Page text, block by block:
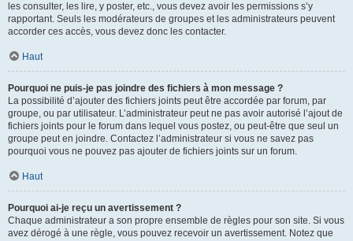
les consulter, les lire, y poster, etc., vous devez avoir les permissions s’y
rapportant. Seuls les modérateurs de groupes et les administrateurs peuvent
accorder ces accès, vous devez donc les contacter.
Haut
Pourquoi ne puis-je pas joindre des fichiers à mon message ?
La possibilité d’ajouter des fichiers joints peut être accordée par forum, par
groupe, ou par utilisateur. L’administrateur peut ne pas avoir autorisé l’ajout de
fichiers joints pour le forum dans lequel vous postez, ou peut-être que seul un
groupe peut en joindre. Contactez l’administrateur si vous ne savez pas
pourquoi vous ne pouvez pas ajouter de fichiers joints sur un forum.
Haut
Pourquoi ai-je reçu un avertissement ?
Chaque administrateur a son propre ensemble de règles pour son site. Si vous
avez dérogé à une règle, vous pouvez recevoir un avertissement. Notez que